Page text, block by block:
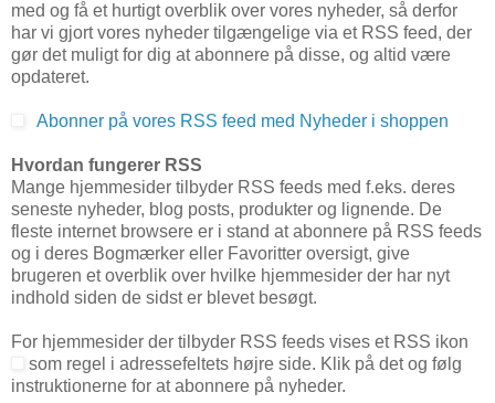
med og få et hurtigt overblik over vores nyheder, så derfor
har vi gjort vores nyheder tilgængelige via et RSS feed, der
gør det muligt for dig at abonnere på disse, og altid være
opdateret.
Abonner på vores RSS feed med Nyheder i shoppen
Hvordan fungerer RSS
Mange hjemmesider tilbyder RSS feeds med f.eks. deres
seneste nyheder, blog posts, produkter og lignende. De
fleste internet browsere er i stand at abonnere på RSS feeds
og i deres Bogmærker eller Favoritter oversigt, give
brugeren et overblik over hvilke hjemmesider der har nyt
indhold siden de sidst er blevet besøgt.
For hjemmesider der tilbyder RSS feeds vises et RSS ikon
som regel i adressefeltets højre side. Klik på det og følg
instruktionerne for at abonnere på nyheder.